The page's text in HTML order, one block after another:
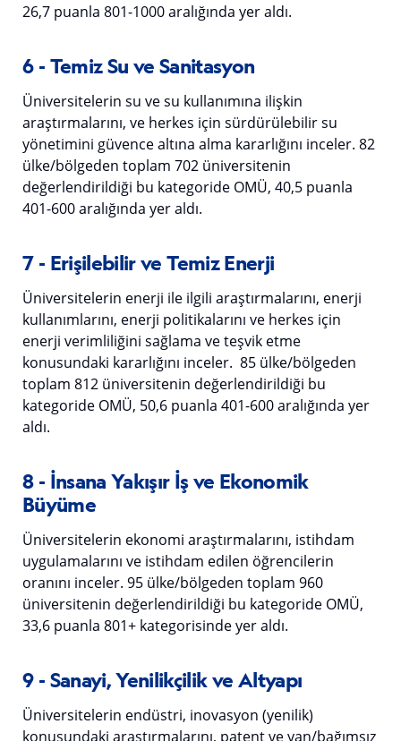
26,7 puanla 801-1000 aralığında yer aldı.
6 - Temiz Su ve Sanitasyon
Üniversitelerin su ve su kullanımına ilişkin
araştırmalarını, ve herkes için sürdürülebilir su
yönetimini güvence altına alma kararlığını inceler. 82
ülke/bölgeden toplam 702 üniversitenin
değerlendirildiği bu kategoride OMÜ, 40,5 puanla
401-600 aralığında yer aldı.
7 - Erişilebilir ve Temiz Enerji
Üniversitelerin enerji ile ilgili araştırmalarını, enerji
kullanımlarını, enerji politikalarını ve herkes için
enerji verimliliğini sağlama ve teşvik etme
konusundaki kararlığını inceler. 85 ülke/bölgeden
toplam 812 üniversitenin değerlendirildiği bu
kategoride OMÜ, 50,6 puanla 401-600 aralığında yer
aldı.
8 - İnsana Yakışır İş ve Ekonomik
Büyüme
Üniversitelerin ekonomi araştırmalarını, istihdam
uygulamalarını ve istihdam edilen öğrencilerin
oranını inceler. 95 ülke/bölgeden toplam 960
üniversitenin değerlendirildiği bu kategoride OMÜ,
33,6 puanla 801+ kategorisinde yer aldı.
9 - Sanayi, Yenilikçilik ve Altyapı
Üniversitelerin endüstri, inovasyon (yenilik)
konusundaki araştırmalarını, patent ve yan/bağımsız